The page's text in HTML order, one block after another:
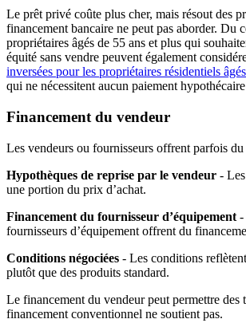
Le prêt privé coûte plus cher, mais résout des
financement bancaire ne peut pas aborder. Du
propriétaires âgés de 55 ans et plus qui
équité sans vendre peuvent également
inversées pour les propriétaires résidentiels
qui ne nécessitent aucun paiement
Financement du vendeur
Les vendeurs ou fournisseurs offrent parfois
Hypothèques de reprise par le vendeur -
une portion du prix d’achat.
Financement du fournisseur d’équipement -
fournisseurs d’équipement offrent du
Conditions négociées - Les conditions
plutôt que des produits standard.
Le financement du vendeur peut permettre des
financement conventionnel ne soutient pas.